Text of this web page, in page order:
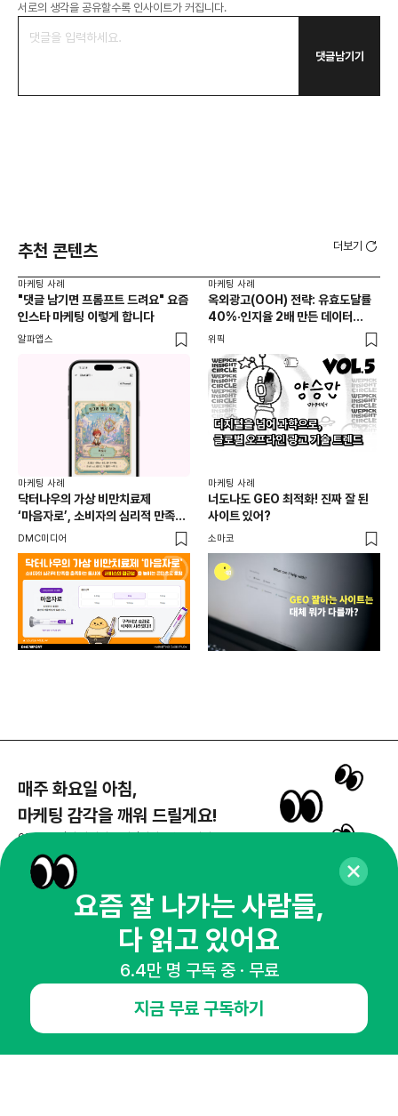
서로의 생각을 공유할수록 인사이트가 커집니다.
댓글남기기
추천 콘텐츠 더보기
마케팅 사례
"댓글 남기면 프롬프트 드려요" 요즘
인스타 마케팅 이렇게 합니다
알파앱스
마케팅 사례
옥외광고(OOH) 전략: 유효도달률
40%·인지율 2배 만든 데이터
활용법 | 애드타입 양승만 이사
위픽
마케팅 사례
닥터나우의 가상 비만치료제
‘마음자로’, 소비자의 심리적 만족을
충족하는 동시에 서비스의 접근성을
DMC미디어
마케팅 사례
너도나도 GEO 최적화! 진짜 잘 된
사이트 있어?
소마코
매주 화요일 아침,
마케팅 감각을 깨워 드릴게요!
65,043명의 마케터를 성장시키는 뉴스레터
뉴스레터 구독하기
공지사항 제휴문의
인사이터 신청
뉴스레터
광고안내
요즘 잘 나가는 사람들,
다 읽고 있어요
6.4만 명 구독 중 · 무료
지금 무료 구독하기